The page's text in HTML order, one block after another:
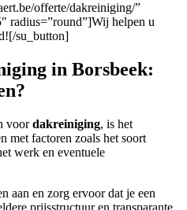
offerte/dakreiniging/”
radius=”round”]Wij helpen u
su_button]
in Borsbeek:
voordakreiniging, is het
met factoren zoals het soort
werk en eventuele
aan en zorg ervoor dat je een
prijsstructuur en transparante